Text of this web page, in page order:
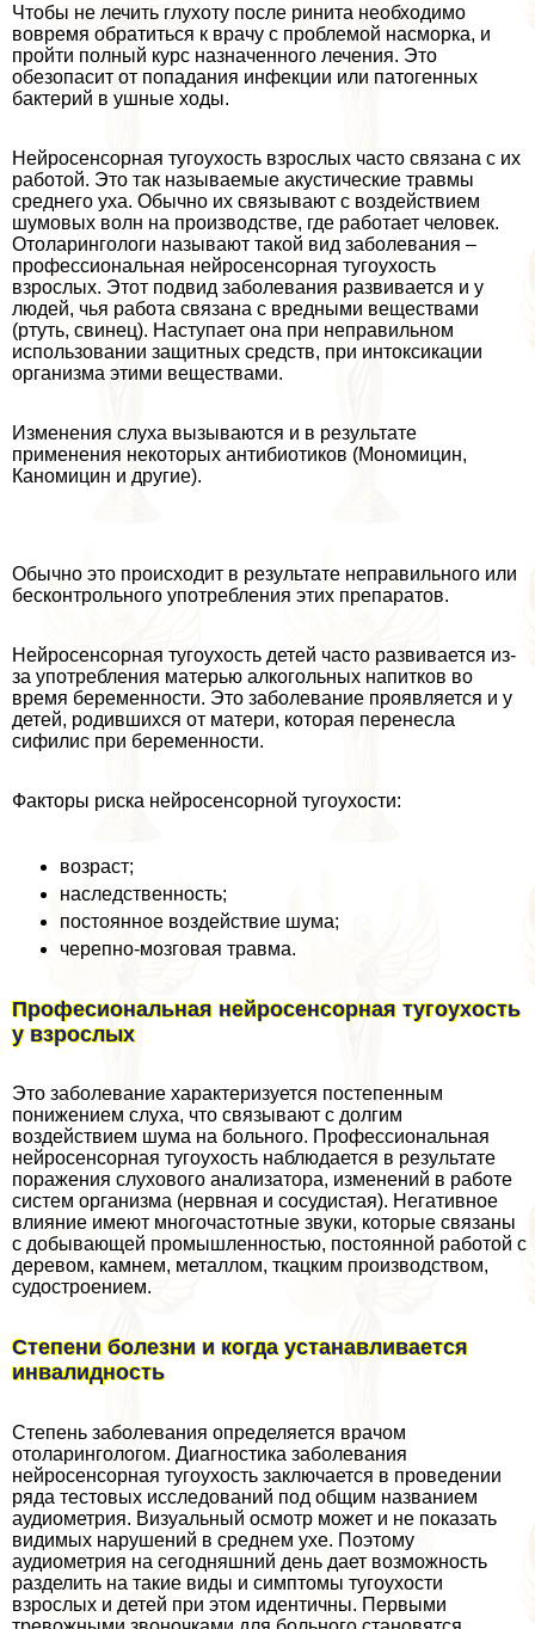
Чтобы не лечить глухоту после ринита необходимо
вовремя обратиться к врачу с проблемой насморка, и
пройти полный курс назначенного лечения. Это
обезопасит от попадания инфекции или патогенных
бактерий в ушные ходы.
Нейросенсорная тугоухость взрослых часто связана с их
работой. Это так называемые акустические травмы
среднего уха. Обычно их связывают с воздействием
шумовых волн на производстве, где работает человек.
Отоларингологи называют такой вид заболевания –
профессиональная нейросенсорная тугоухость
взрослых. Этот подвид заболевания развивается и у
людей, чья работа связана с вредными веществами
(ртуть, свинец). Наступает она при неправильном
использовании защитных средств, при интоксикации
организма этими веществами.
Изменения слуха вызываются и в результате
применения некоторых антибиотиков (Мономицин,
Каномицин и другие).
Обычно это происходит в результате неправильного или
бесконтрольного употрeбления этих препаратов.
Нейросенсорная тугоухость детей часто развивается из-
за употрeбления матерью алкогольных напитков во
время беременности. Это заболевание проявляется и у
детей, родившихся от матери, которая перенесла
сифилис при беременности.
Факторы риска нейросенсорной тугоухости:
возраст;
наследственность;
постоянное воздействие шума;
черепно-мозговая травма.
Професиональная нейросенсорная тугоухость
у взрослых
Это заболевание хаpaктеризуется постепенным
понижением слуха, что связывают с долгим
воздействием шума на больного. Профессиональная
нейросенсорная тугоухость наблюдается в результате
поражения слухового анализатора, изменений в работе
систем организма (нервная и сосудистая). Негативное
влияние имеют многочастотные звуки, которые связаны
с добывающей промышленностью, постоянной работой с
деревом, камнем, металлом, ткацким производством,
судостроением.
Степени болезни и когда устанавливается
инвалидность
Степень заболевания определяется врачом
отоларингологом. Диагностика заболевания
нейросенсорная тугоухость заключается в проведении
ряда тестовых исследований под общим названием
аудиометрия. Визуальный осмотр может и не показать
видимых нарушений в среднем ухе. Поэтому
аудиометрия на сегодняшний день дает возможность
разделить на такие виды и симптомы тугоухости
взрослых и детей при этом идентичны. Первыми